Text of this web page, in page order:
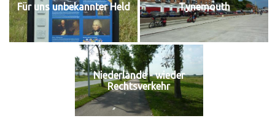
Für uns unbekannter Held Tynemouth
Niederlande - wieder
Rechtsverkehr